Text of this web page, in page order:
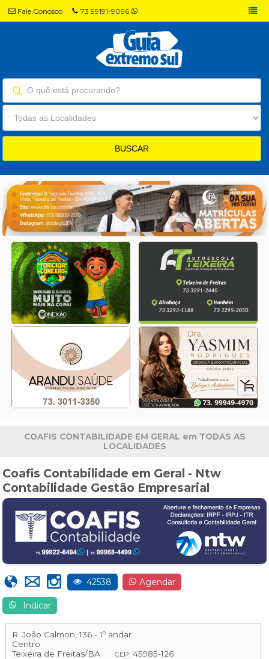
Fale Conosco 73 99191-9096
COAFIS CONTABILIDADE EM GERAL em TODAS AS
LOCALIDADES
Coafis Contabilidade em Geral - Ntw
Contabilidade Gestão Empresarial
42538 Agendar
Indicar
R. João Calmon, 136 - 1º andar
Centro
Teixeira de Freitas/BA CEP: 45985-126